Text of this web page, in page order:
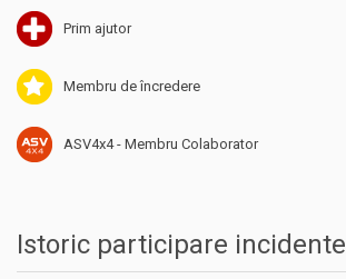
Prim ajutor
Membru de încredere
ASV4x4 - Membru Colaborator
Istoric participare incidente